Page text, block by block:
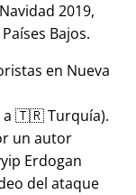
2019,
Bajos.
en Nueva
a 🇹🇷 Turquía).
un autor
Erdogan
del ataque